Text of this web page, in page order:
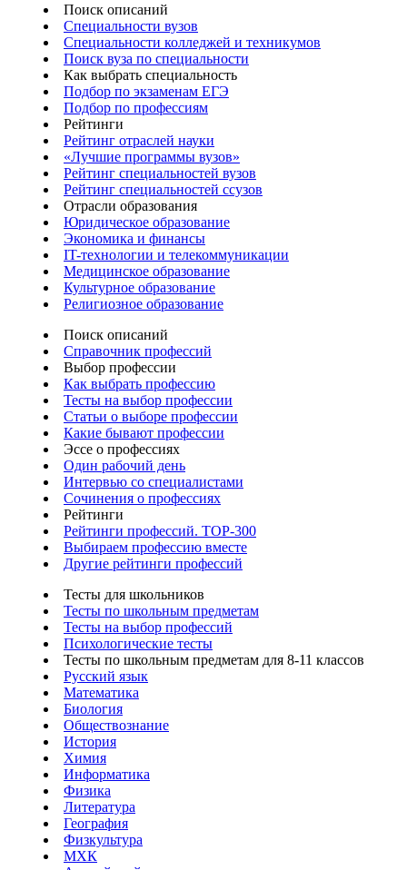
Поиск описаний
Специальности вузов
Специальности колледжей и техникумов
Поиск вуза по специальности
Как выбрать специальность
Подбор по экзаменам ЕГЭ
Подбор по профессиям
Рейтинги
Рейтинг отраслей науки
«Лучшие программы вузов»
Рейтинг специальностей вузов
Рейтинг специальностей ссузов
Отрасли образования
Юридическое образование
Экономика и финансы
IT-технологии и телекоммуникации
Медицинское образование
Культурное образование
Религиозное образование
Поиск описаний
Справочник профессий
Выбор профессии
Как выбрать профессию
Тесты на выбор профессии
Статьи о выборе профессии
Какие бывают профессии
Эссе о профессиях
Один рабочий день
Интервью со специалистами
Сочинения о профессиях
Рейтинги
Рейтинги профессий. TOP-300
Выбираем профессию вместе
Другие рейтинги профессий
Тесты для школьников
Тесты по школьным предметам
Тесты на выбор профессий
Психологические тесты
Тесты по школьным предметам для 8-11 классов
Русский язык
Математика
Биология
Обществознание
История
Химия
Информатика
Физика
Литература
География
Физкультура
МХК